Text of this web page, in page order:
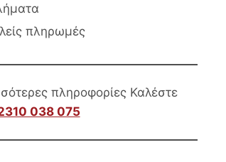
πληρωμές
πληροφορίες Καλέστε
038 075